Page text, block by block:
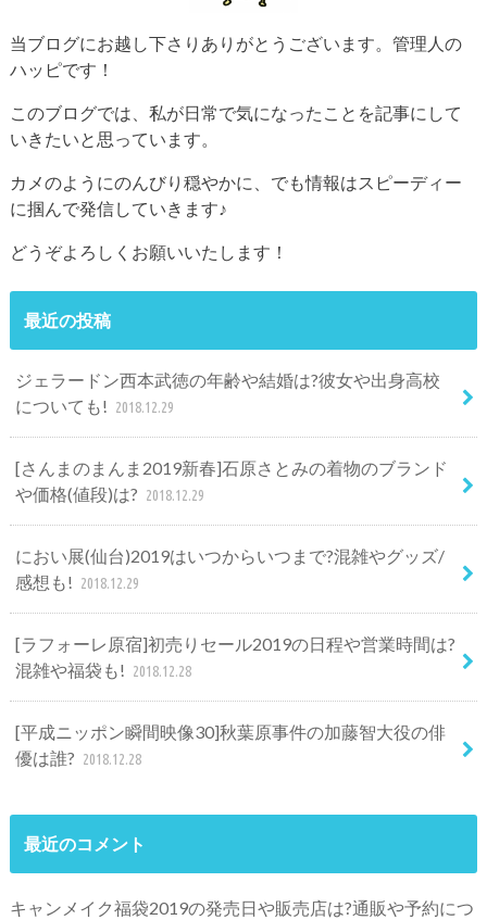
当ブログにお越し下さりありがとうございます。管理人の
ハッピです！
このブログでは、私が日常で気になったことを記事にして
いきたいと思っています。
カメのようにのんびり穏やかに、でも情報はスピーディー
に掴んで発信していきます♪
どうぞよろしくお願いいたします！
最近の投稿
ジェラードン西本武徳の年齢や結婚は?彼女や出身高校
についても! 2018.12.29
[さんまのまんま2019新春]石原さとみの着物のブランド
や価格(値段)は? 2018.12.29
におい展(仙台)2019はいつからいつまで?混雑やグッズ/
感想も! 2018.12.29
[ラフォーレ原宿]初売りセール2019の日程や営業時間は?
混雑や福袋も! 2018.12.28
[平成ニッポン瞬間映像30]秋葉原事件の加藤智大役の俳
優は誰? 2018.12.28
最近のコメント
キャンメイク福袋2019の発売日や販売店は?通販や予約につ